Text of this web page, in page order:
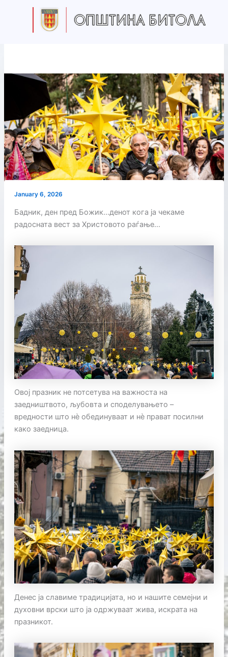
January 6, 2026
Бадник, ден пред Божик…денот кога ја чекаме
радосната вест за Христовото раѓање…
Овој празник не потсетува на важноста на
заедништвото, љубовта и споделувањето –
вредности што нè обединуваат и нè прават посилни
како заедница.
Денес ја славиме традицијата, но и нашите семејни и
духовни врски што ја одржуваат жива, искрата на
празникот.